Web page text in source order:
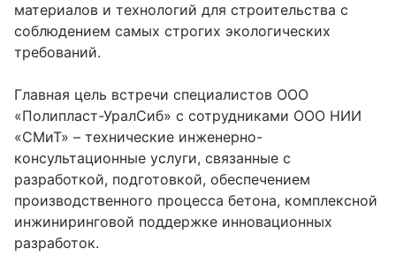
материалов и технологий для строительства с
соблюдением самых строгих экологических
требований.
Главная цель встречи специалистов ООО
«Полипласт-УралСиб» с сотрудниками ООО НИИ
«СМиТ» – технические инженерно-
консультационные услуги, связанные с
разработкой, подготовкой, обеспечением
производственного процесса бетона, комплексной
инжиниринговой поддержке инновационных
разработок.